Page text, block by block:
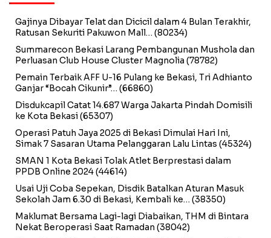
Gajinya Dibayar Telat dan Dicicil dalam 4 Bulan Terakhir,
Ratusan Sekuriti Pakuwon Mall… (80234)
Summarecon Bekasi Larang Pembangunan Mushola dan
Perluasan Club House Cluster Magnolia (78782)
Pemain Terbaik AFF U-16 Pulang ke Bekasi, Tri Adhianto
Ganjar “Bocah Cikunir”… (66860)
Disdukcapil Catat 14.687 Warga Jakarta Pindah Domisili
ke Kota Bekasi(65307)
Operasi Patuh Jaya 2025 di Bekasi Dimulai Hari Ini,
Simak 7 Sasaran Utama Pelanggaran Lalu Lintas (45324)
SMAN 1 Kota Bekasi Tolak Atlet Berprestasi dalam
PPDB Online 2024(44614)
Usai Uji Coba Sepekan, Disdik Batalkan Aturan Masuk
Sekolah Jam 6.30 di Bekasi, Kembali ke… (38350)
Maklumat Bersama Lagi-lagi Diabaikan, THM di Bintara
Nekat Beroperasi Saat Ramadan (38042)